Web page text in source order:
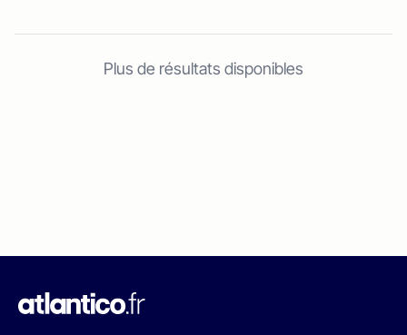
Plus de résultats disponibles